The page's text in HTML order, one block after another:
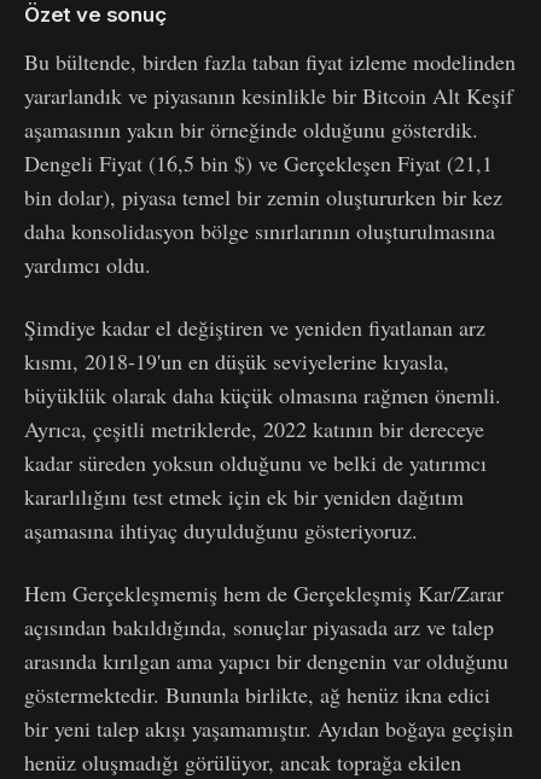
Özet ve sonuç
Bu bültende, birden fazla taban fiyat izleme modelinden
yararlandık ve piyasanın kesinlikle bir Bitcoin Alt Keşif
aşamasının yakın bir örneğinde olduğunu gösterdik.
Dengeli Fiyat (16,5 bin $) ve Gerçekleşen Fiyat (21,1
bin dolar), piyasa temel bir zemin oluştururken bir kez
daha konsolidasyon bölge sınırlarının oluşturulmasına
yardımcı oldu.
Şimdiye kadar el değiştiren ve yeniden fiyatlanan arz
kısmı, 2018-19'un en düşük seviyelerine kıyasla,
büyüklük olarak daha küçük olmasına rağmen önemli.
Ayrıca, çeşitli metriklerde, 2022 katının bir dereceye
kadar süreden yoksun olduğunu ve belki de yatırımcı
kararlılığını test etmek için ek bir yeniden dağıtım
aşamasına ihtiyaç duyulduğunu gösteriyoruz.
Hem Gerçekleşmemiş hem de Gerçekleşmiş Kar/Zarar
açısından bakıldığında, sonuçlar piyasada arz ve talep
arasında kırılgan ama yapıcı bir dengenin var olduğunu
göstermektedir. Bununla birlikte, ağ henüz ikna edici
bir yeni talep akışı yaşamamıştır. Ayıdan boğaya geçişin
henüz oluşmadığı görülüyor, ancak toprağa ekilen